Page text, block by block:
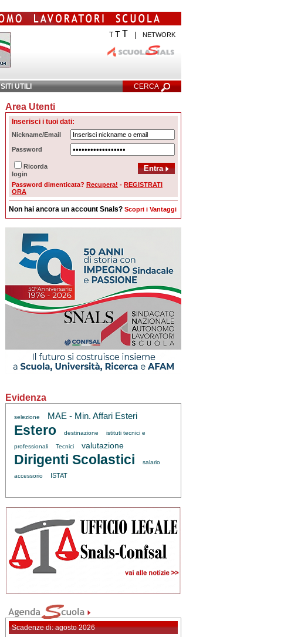
T TT NETWORK
SITI UTILI CERCA
Ricerca Avanzata
Area Utenti
Inserisci i tuoi dati:
Nickname/Email
Password
Ricorda
login
Password dimenticata? Recupera! - REGISTRATI
ORA
Non hai ancora un account Snals? Scopri i Vantaggi
Evidenza
selezione MAE - Min. Affari Esteri
Estero destinazione istituti tecnici e
professionali Tecnici valutazione
Dirigenti Scolastici salario
accessorio ISTAT
Scadenze di: agosto 2026